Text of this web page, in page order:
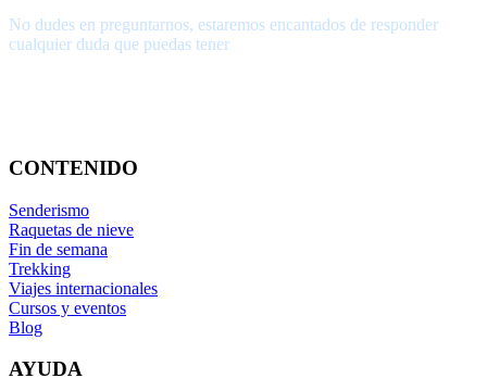
No dudes en preguntarnos, estaremos encantados de responder
cualquier duda que puedas tener
CONTENIDO
Senderismo
Raquetas de nieve
Fin de semana
Trekking
Viajes internacionales
Cursos y eventos
Blog
AYUDA